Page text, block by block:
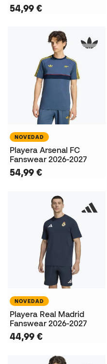
54,99 €
NOVEDAD
Playera Arsenal FC
Fanswear 2026-2027
54,99 €
NOVEDAD
Playera Real Madrid
Fanswear 2026-2027
44,99 €